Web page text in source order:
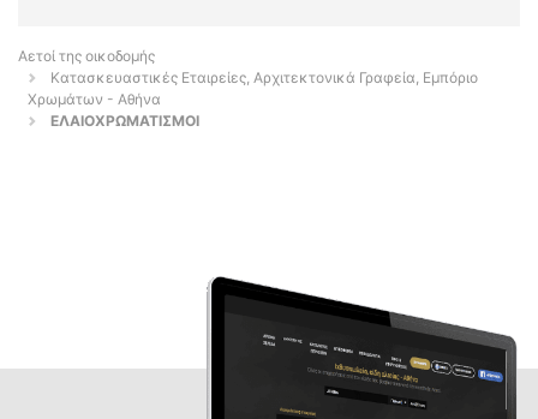
Αετοί της οικοδομής
Κατασκευαστικές Εταιρείες, Αρχιτεκτονικά Γραφεία, Εμπόριο
Χρωμάτων - Αθήνα
ΕΛΑΙΟΧΡΩΜΑΤΙΣΜΟΙ